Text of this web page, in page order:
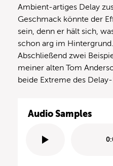
Ambient-artiges Delay
Geschmack könnte der
sein, denn er hält sich,
schon arg im Hintergrund.
Abschließend zwei
meiner alten Tom
beide Extreme des
Audio Samples